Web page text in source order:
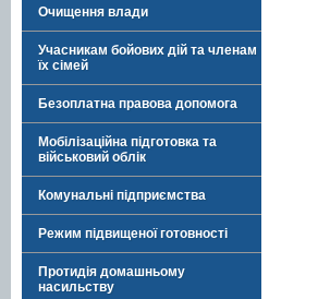
Очищення влади
Учасникам бойових дій та членам
їх сімей
Безоплатна правова допомога
Мобілізаційна підготовка та
військовий облік
Комунальні підприємства
Режим підвищеної готовності
Протидія домашньому
насильству